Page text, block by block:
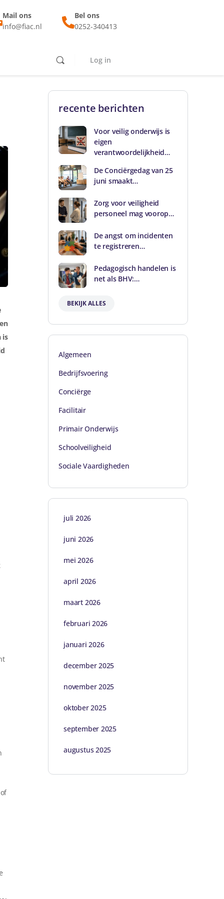
Mail ons
info@fiac.nl
Bel ons
0252-340413
Log in
is
recente berichten
Voor veilig onderwijs is
eigen
verantwoordelijkheid…
De Conciërgedag van 25
juni smaakt…
Zorg voor veiligheid
personeel mag voorop…
De angst om incidenten
te registreren…
Pedagogisch handelen is
net als BHV:…
BEKIJK ALLES
Algemeen
Bedrijfsvoering
Conciërge
Facilitair
Primair Onderwijs
Schoolveiligheid
Sociale Vaardigheden
juli 2026
juni 2026
mei 2026
april 2026
maart 2026
februari 2026
januari 2026
december 2025
november 2025
oktober 2025
september 2025
augustus 2025